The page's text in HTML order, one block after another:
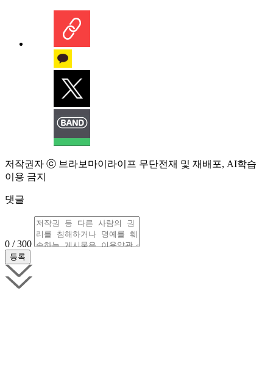
저작권자 ⓒ 브라보마이라이프 무단전재 및 재배포, AI학습
이용 금지
댓글
0 / 300